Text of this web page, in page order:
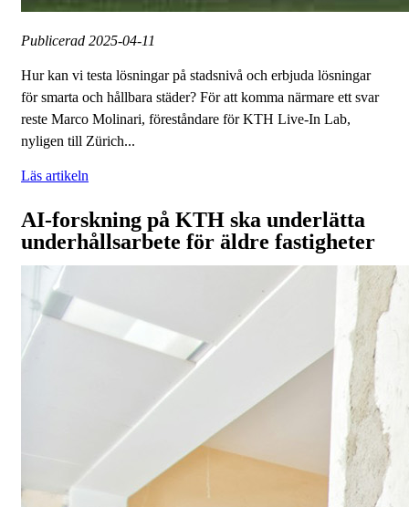
Publicerad 2025-04-11
Hur kan vi testa lösningar på stadsnivå och erbjuda lösningar
för smarta och hållbara städer? För att komma närmare ett svar
reste Marco Molinari, föreståndare för KTH Live-In Lab,
nyligen till Zürich...
Läs artikeln
AI-forskning på KTH ska underlätta
underhållsarbete för äldre fastigheter